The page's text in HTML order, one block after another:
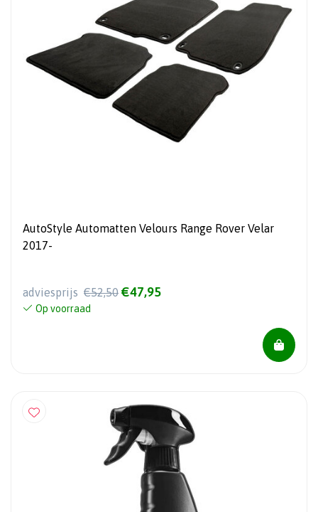
AutoStyle Automatten Velours Range Rover Velar
2017-
adviesprijs €52,50 €47,95
Op voorraad